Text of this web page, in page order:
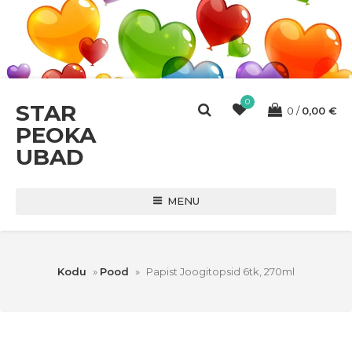
STAR
PEOKA
UBAD
0
0 0,00 €
MENU
Kodu » Pood » Papist Joogitopsid 6tk, 270ml